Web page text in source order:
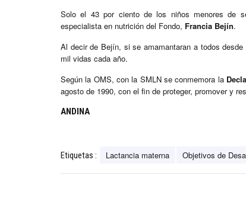
Solo el 43 por ciento de los niños menores de
especialista en nutrición del Fondo, Francia Bejín.
Al decir de Bejín, si se amamantaran a todos
mil vidas cada año.
Según la OMS, con la SMLN se conmemora la
agosto de 1990, con el fin de proteger, promover y
ANDINA
Etiquetas : Lactancia materna Objetivos de